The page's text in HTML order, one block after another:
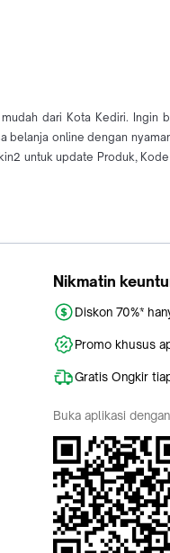
dari Kota Kediri. Ingin
belanja online dengan
untuk update Produk,
Nikmatin
Diskon 70%*
Promo khusus
Gratis Ongkir
Buka aplikasi